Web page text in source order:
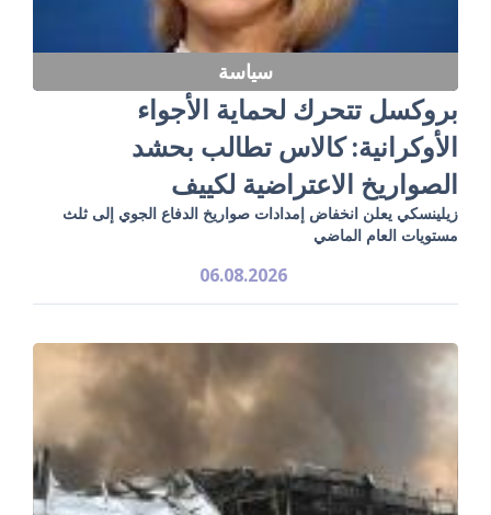
سياسة
بروكسل تتحرك لحماية الأجواء
الأوكرانية: كالاس تطالب بحشد
الصواريخ الاعتراضية لكييف
زيلينسكي يعلن انخفاض إمدادات صواريخ الدفاع الجوي إلى ثلث
مستويات العام الماضي
06.08.2026